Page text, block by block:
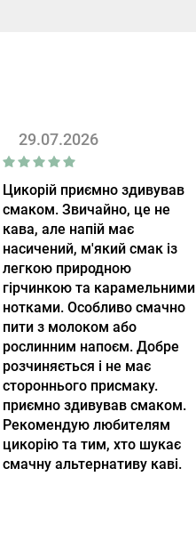
29.07.2026
Цикорій приємно здивував
смаком. Звичайно, це не
кава, але напій має
насичений, м'який смак із
легкою природною
гірчинкою та карамельними
нотками. Особливо смачно
пити з молоком або
рослинним напоєм. Добре
розчиняється і не має
стороннього присмаку.
приємно здивував смаком.
Рекомендую любителям
цикорію та тим, хто шукає
смачну альтернативу каві.